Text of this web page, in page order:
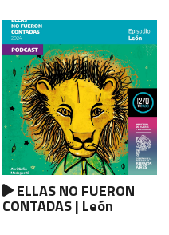
ELLAS NO FUERON
CONTADAS | León